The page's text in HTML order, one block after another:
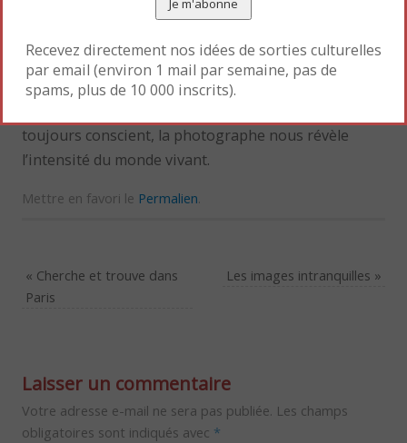
semblent surgir dans l’espace avec soudaineté.
scène des corps qui semblent sortir d’un réel
engloutissant. En nous mettant face à une réalité
toujours conscient, la photographe nous révèle
l’intensité du monde vivant.
Mettre en favori le Permalien.
« Cherche et trouve dans
Paris
Les images intranquilles »
Laisser un commentaire
Votre adresse e-mail ne sera pas publiée. Les champs
obligatoires sont indiqués avec *
Recevez directement nos idées de sorties culturelles
par email (environ 1 mail par semaine, pas de
spams, plus de 10 000 inscrits).